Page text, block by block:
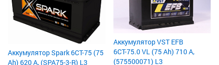
Аккумулятор Spark 6СТ-75 (75
Ah) 620 А, (SPA75-3-R) L3
Аккумулятор VST EFB
6СТ-75.0 VL (75 Ah) 710 А,
(575500071) L3